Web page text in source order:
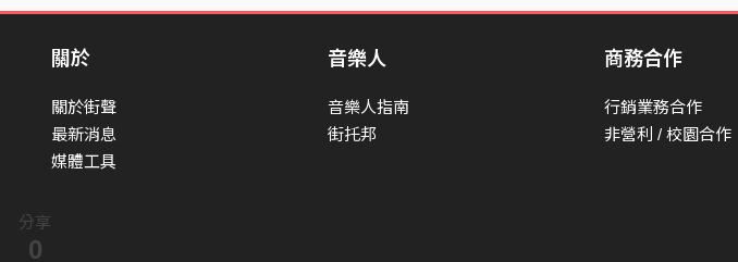
分享
0
關於
關於街聲
最新消息
媒體工具
音樂人
音樂人指南
街托邦
商務合作
行銷業務合作
非營利 / 校園合作